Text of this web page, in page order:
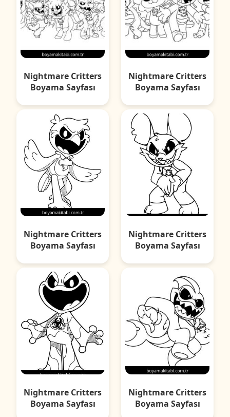
Nightmare Critters
Boyama Sayfası
Nightmare Critters
Boyama Sayfası
Nightmare Critters
Boyama Sayfası
Nightmare Critters
Boyama Sayfası
Nightmare Critters
Boyama Sayfası
Nightmare Critters
Boyama Sayfası